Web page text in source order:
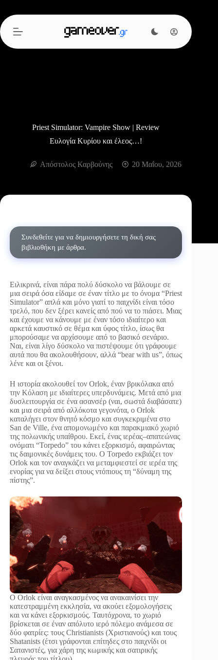
περιεχόμενο
Priest Simulator: Vampire Show | Review
Ευλογία Κυρίου και έλεος…!
Απόστολος Καρβούνης 20 Μαΐου, 2026
Συνδεθείτε για να δημιουργήσετε τη δική σας
βιβλιοθήκη με άρθρα.
Ειλικρινά, είναι πάρα πολύ δύσκολο να βάλουμε σε
μια σειρά όσα είδαμε σε έναν τίτλο με το όνομα “Priest
Simulator” απλά και μόνο γιατί το παιχνίδι είναι τόσο
τρελό, που δεν ξέρει κανείς από πού να το πιάσει. Μιας
και έχουμε να κάνουμε με έναν τόσο ιδιαίτερο και
αρκετά καυστικό σε θέμα και ύφος τίτλο, ίσως θα
μπορούσαμε να αρχίσουμε από το βασικό σενάριο.
Ναι, είναι λίγο δύσκολο να πιστέψουμε ότι γράφουμε
αυτά που θα ακολουθήσουν, αλλά “bear with us”, όπως
λένε και οι ξένοι.
Η ιστορία ακολουθεί τον Orlok, έναν βρικόλακα από
την Κόλαση με ιδιαίτερες υπερδυνάμεις. Μετά από μια
δυσλειτουργία σε ένα ασανσέρ (ναι, σωστά διαβάσατε)
και μια σειρά από αλλόκοτα γεγονότα, ο Orlok
καταλήγει στον θνητό κόσμο και συγκεκριμένα στο
San de Ville, ένα απομονωμένο και παρακμιακό χωριό
της πολωνικής υπαίθρου. Εκεί, ένας ιερέας–απατεώνας
ονόματι “Torpedo” του κάνει εξορκισμό, αφαιρώντας
τις δαιμονικές δυνάμεις του. Ο Torpedo εκβιάζει τον
Orlok και τον αναγκάζει να μεταμφιεστεί σε ιερέα της
ενορίας για να δείξει στους ντόπιους τη “δύναμη της
πίστης”.
Ο Orlok είναι αναγκασμένος να ανακαινίσει την
κατεστραμμένη εκκλησία, να ακούει εξομολογήσεις
και να κάνει εξορκισμούς. Ταυτόχρονα, το χωριό
βρίσκεται σε έναν απόλυτο ιερό πόλεμο ανάμεσα σε
δύο φατρίες: τους Christianists (Χριστιανούς) και τους
Shatanists (έτσι γράφονται επίτηδες στο παιχνίδι οι
Σατανιστές, για χάρη της κωμικής και σατιρικής